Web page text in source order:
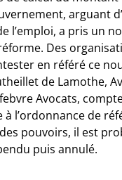
arguant
l’emploi, a pris un
Des
en référé ce
de Lamothe,
Avocats,
à l’ordonnance de
pouvoirs, il est
puis annulé.